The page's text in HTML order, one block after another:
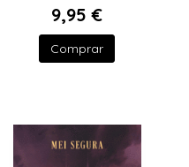
9,95 €
Comprar